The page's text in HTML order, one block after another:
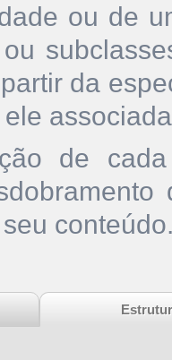
ou de
da
de